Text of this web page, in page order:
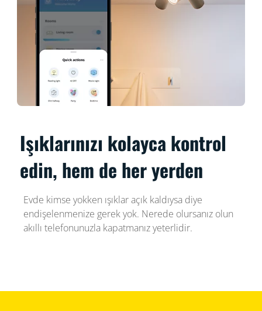
Işıklarınızı kolayca kontrol
edin, hem de her yerden
Evde kimse yokken ışıklar açık kaldıysa diye
endişelenmenize gerek yok. Nerede olursanız olun
akıllı telefonunuzla kapatmanız yeterlidir.